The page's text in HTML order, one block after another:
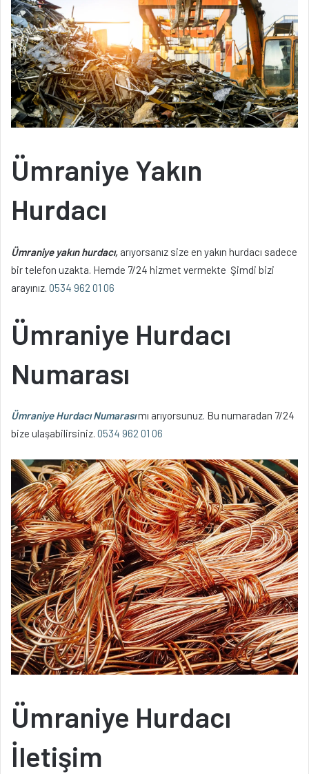
Ümraniye Yakın
Hurdacı
Ümraniye yakın hurdacı, arıyorsanız size en yakın hurdacı sadece
bir telefon uzakta. Hemde 7/24 hizmet vermekte Şimdi bizi
arayınız. 0534 962 01 06
Ümraniye Hurdacı
Numarası
Ümraniye Hurdacı Numarasımı arıyorsunuz. Bu numaradan 7/24
bize ulaşabilirsiniz. 0534 962 01 06
Ümraniye Hurdacı
İletişim